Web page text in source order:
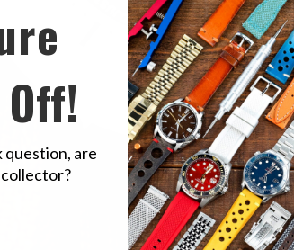
question, are